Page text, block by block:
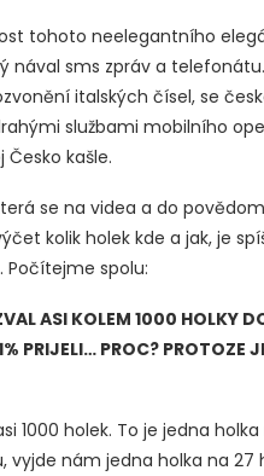
tohoto neelegantního
sms zpráv a
italských čísel, se
službami mobilního
kašle.
se na videa a do
kolik holek kde a jak, je
Počítejme spolu:
ASI KOLEM 1000 HOLKY
PRIJELI… PROC? PROTOZE
1000 holek. To je jedna
vyjde nám jedna holka na